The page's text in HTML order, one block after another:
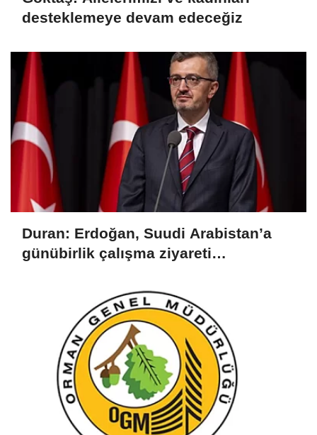
desteklemeye devam edeceğiz
Duran: Erdoğan, Suudi Arabistan’a
günübirlik çalışma ziyareti